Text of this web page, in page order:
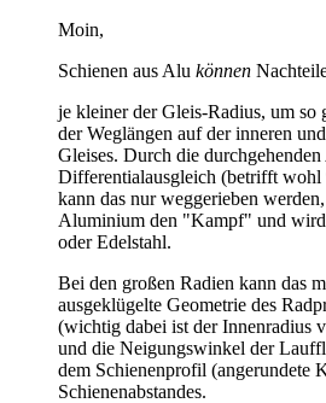
Moin,
Schienen aus Alu können
je kleiner der Gleis-Radius, um so
der Weglängen auf der inneren
Gleises. Durch die
Differentialausgleich (betrifft wohl
kann das nur weggerieben
Aluminium den "Kampf" und wird
oder Edelstahl.
Bei den großen Radien kann das
ausgeklügelte Geometrie des
(wichtig dabei ist der Innenradius
und die Neigungswinkel der
dem Schienenprofil (angerundete
Schienenabstandes.